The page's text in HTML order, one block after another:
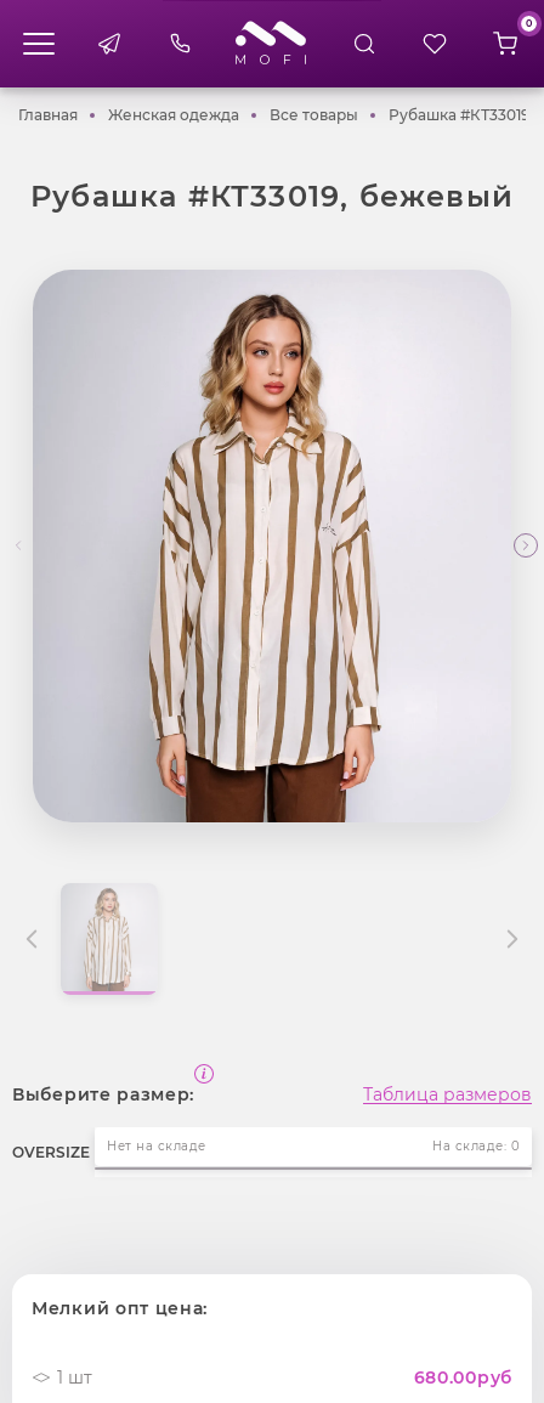
0
ГлавнаяГлавнаяЖенская одежда Женская одежда
Все товары Все товары
Рубашка #КТ33019,
Рубашка #КТ33019, бежевый
Выберите размер: Таблица размеров
OVERSIZE Нет на складе На складе: 0
Мелкий опт цена:
1 шт 680.00руб